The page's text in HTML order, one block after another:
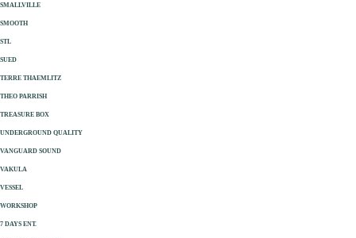
SMALLVILLE
SMOOTH
STL
SUED
TERRE THAEMLITZ
THEO PARRISH
TREASURE BOX
UNDERGROUND QUALITY
VANGUARD SOUND
VAKULA
VESSEL
WORKSHOP
7 DAYS ENT.